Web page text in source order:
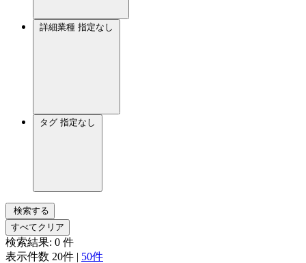
詳細業種 指定なし
タグ 指定なし
検索する
すべてクリア
検索結果: 0 件
表示件数 20件 | 50件